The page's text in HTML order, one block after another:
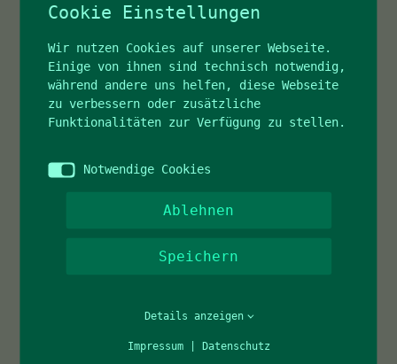
Cookie Einstellungen
Wir nutzen Cookies auf unserer Webseite.
Einige von ihnen sind technisch notwendig,
während andere uns helfen, diese Webseite
zu verbessern oder zusätzliche
Funktionalitäten zur Verfügung zu stellen.
Notwendige Cookies
Ablehnen
Speichern
Details anzeigen
Impressum| Datenschutz